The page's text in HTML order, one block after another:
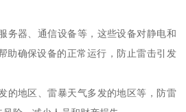
务器、通信设备等，这些设备对静电和
助确保设备的正常运行，防止雷击引发
的地区、雷暴天气多发的地区等，防雷